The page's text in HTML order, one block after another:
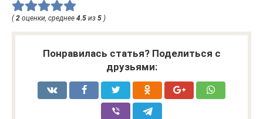
(2 оценки, среднее 4.5 из 5 )
Понравилась статья? Поделиться с
друзьями: